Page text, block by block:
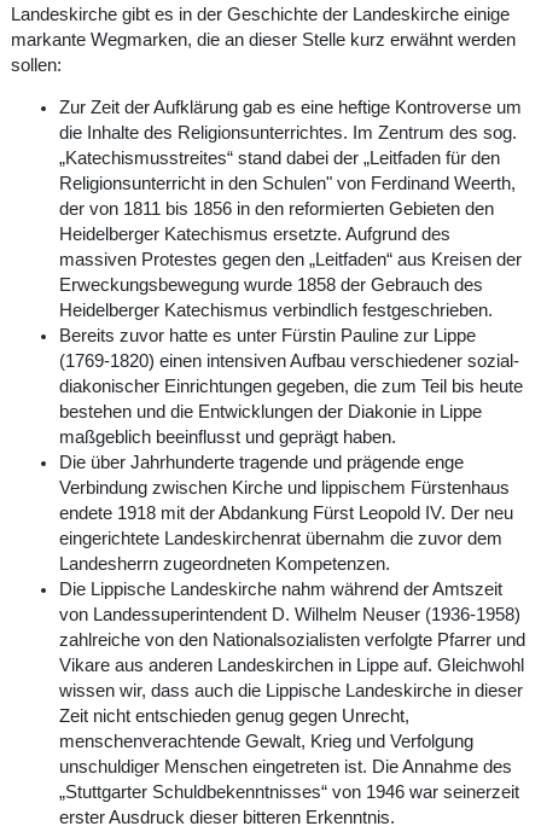
Landeskirche gibt es in der Geschichte der Landeskirche einige
markante Wegmarken, die an dieser Stelle kurz erwähnt werden
sollen:
Zur Zeit der Aufklärung gab es eine heftige Kontroverse um
die Inhalte des Religionsunterrichtes. Im Zentrum des sog.
„Katechismusstreites“ stand dabei der „Leitfaden für den
Religionsunterricht in den Schulen" von Ferdinand Weerth,
der von 1811 bis 1856 in den reformierten Gebieten den
Heidelberger Katechismus ersetzte. Aufgrund des
massiven Protestes gegen den „Leitfaden“ aus Kreisen der
Erweckungsbewegung wurde 1858 der Gebrauch des
Heidelberger Katechismus verbindlich festgeschrieben.
Bereits zuvor hatte es unter Fürstin Pauline zur Lippe
(1769-1820) einen intensiven Aufbau verschiedener sozial-
diakonischer Einrichtungen gegeben, die zum Teil bis heute
bestehen und die Entwicklungen der Diakonie in Lippe
maßgeblich beeinflusst und geprägt haben.
Die über Jahrhunderte tragende und prägende enge
Verbindung zwischen Kirche und lippischem Fürstenhaus
endete 1918 mit der Abdankung Fürst Leopold IV. Der neu
eingerichtete Landeskirchenrat übernahm die zuvor dem
Landesherrn zugeordneten Kompetenzen.
Die Lippische Landeskirche nahm während der Amtszeit
von Landessuperintendent D. Wilhelm Neuser (1936-1958)
zahlreiche von den Nationalsozialisten verfolgte Pfarrer und
Vikare aus anderen Landeskirchen in Lippe auf. Gleichwohl
wissen wir, dass auch die Lippische Landeskirche in dieser
Zeit nicht entschieden genug gegen Unrecht,
menschenverachtende Gewalt, Krieg und Verfolgung
unschuldiger Menschen eingetreten ist. Die Annahme des
„Stuttgarter Schuldbekenntnisses“ von 1946 war seinerzeit
erster Ausdruck dieser bitteren Erkenntnis.